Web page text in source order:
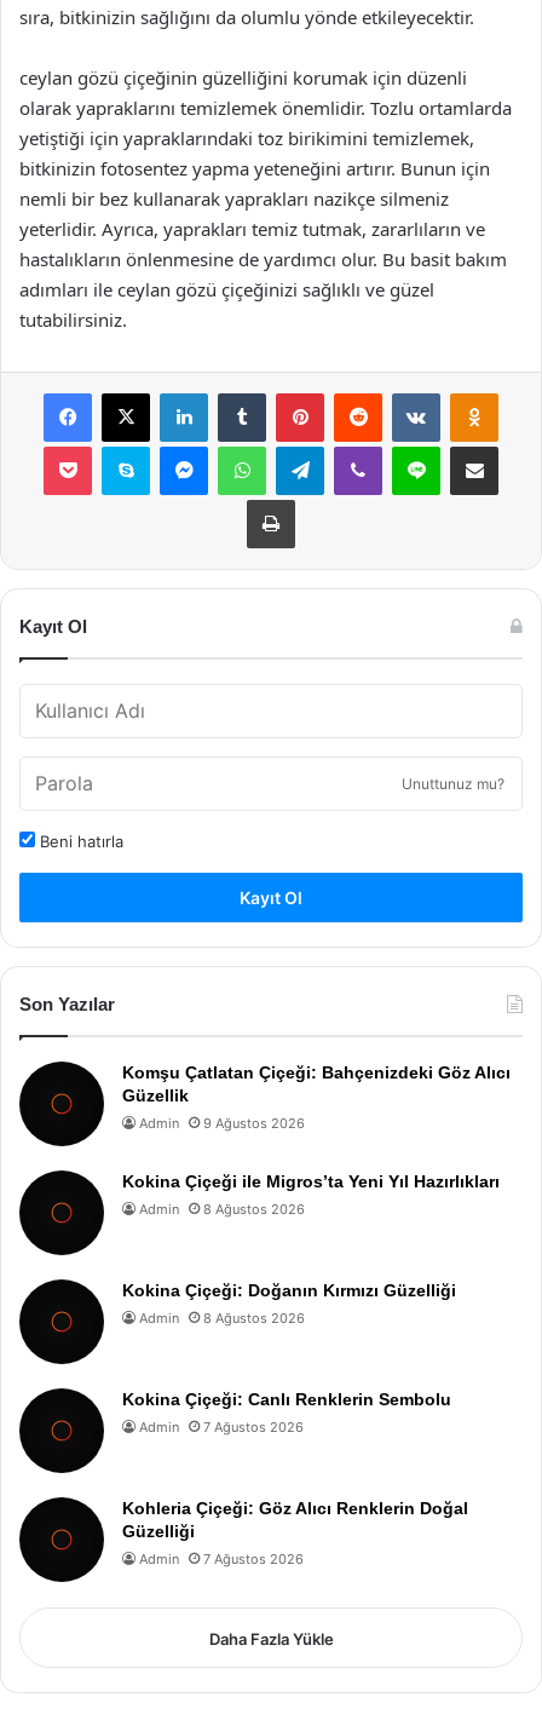
sıra, bitkinizin sağlığını da olumlu yönde etkileyecektir.
ceylan gözü çiçeğinin güzelliğini korumak için düzenli
olarak yapraklarını temizlemek önemlidir. Tozlu ortamlarda
yetiştiği için yapraklarındaki toz birikimini temizlemek,
bitkinizin fotosentez yapma yeteneğini artırır. Bunun için
nemli bir bez kullanarak yaprakları nazikçe silmeniz
yeterlidir. Ayrıca, yaprakları temiz tutmak, zararlıların ve
hastalıkların önlenmesine de yardımcı olur. Bu basit bakım
adımları ile ceylan gözü çiçeğinizi sağlıklı ve güzel
tutabilirsiniz.
Facebook
X LinkedInTumblr PinterestReddit VKontakte
Pocket Skype MessengerWhatsAppTelegramViber Line E-Posta ile
Yazdır
Kayıt Ol
Unuttunuz mu?
Beni hatırla
Kayıt Ol
Son Yazılar
Komşu Çatlatan Çiçeği: Bahçenizdeki Göz Alıcı
Güzellik
Admin 9 Ağustos 2026
Kokina Çiçeği ile Migros’ta Yeni Yıl Hazırlıkları
Admin 8 Ağustos 2026
Kokina Çiçeği: Doğanın Kırmızı Güzelliği
Admin 8 Ağustos 2026
Kokina Çiçeği: Canlı Renklerin Sembolu
Admin 7 Ağustos 2026
Kohleria Çiçeği: Göz Alıcı Renklerin Doğal
Güzelliği
Admin 7 Ağustos 2026
Daha Fazla Yükle